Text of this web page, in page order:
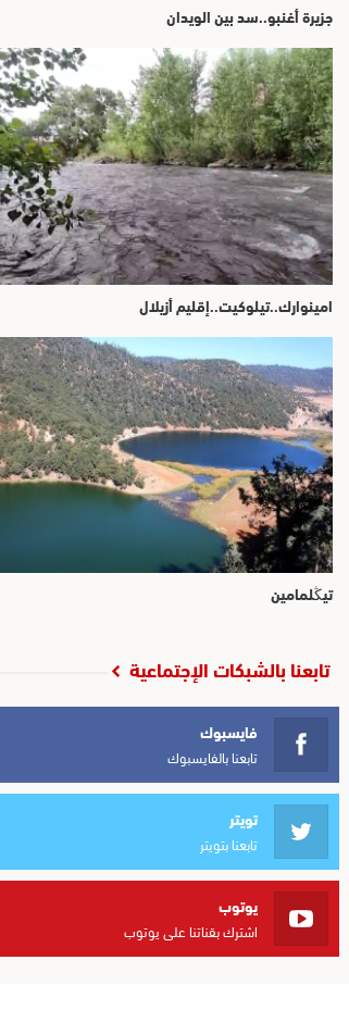
جزيرة أغنبو..سد بين الويدان
امينوارك..تيلوكيت..إقليم أزيلال
تيڭلمامين
تابعنا بالشبكات الإجتماعية
فايسبوك
تابعنا بالفايسبوك
تويتر
تابعنا بتويتر
يوتوب
اشترك بقناتنا على يوتوب